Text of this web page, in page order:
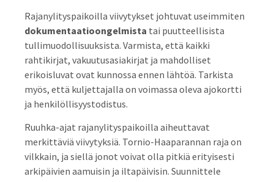
Rajanylityspaikoilla viivytykset johtuvat useimmiten
dokumentaatioongelmista tai puutteellisista
tullimuodollisuuksista. Varmista, että kaikki
rahtikirjat, vakuutusasiakirjat ja mahdolliset
erikoisluvat ovat kunnossa ennen lähtöä. Tarkista
myös, että kuljettajalla on voimassa oleva ajokortti
ja henkilöllisyystodistus.
Ruuhka-ajat rajanylityspaikoilla aiheuttavat
merkittäviä viivytyksiä. Tornio-Haaparannan raja on
vilkkain, ja siellä jonot voivat olla pitkiä erityisesti
arkipäivien aamui­sin ja iltapäivisin. Suunnittele